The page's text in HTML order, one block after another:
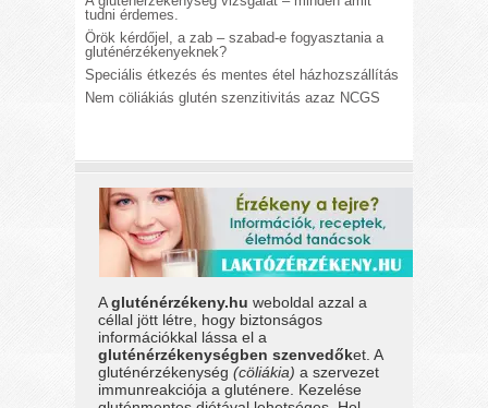
tudni érdemes.
Örök kérdőjel, a zab – szabad-e fogyasztania a
gluténérzékenyeknek?
Speciális étkezés és mentes étel házhozszállítás
Nem cöliákiás glutén szenzitivitás azaz NCGS
Agluténérzékeny.hu weboldal azzal a
céllal jött létre, hogy biztonságos
információkkal lássa el a
gluténérzékenységben szenvedőket. A
gluténérzékenység(cöliákia) a szervezet
immunreakciója a gluténere. Kezelése